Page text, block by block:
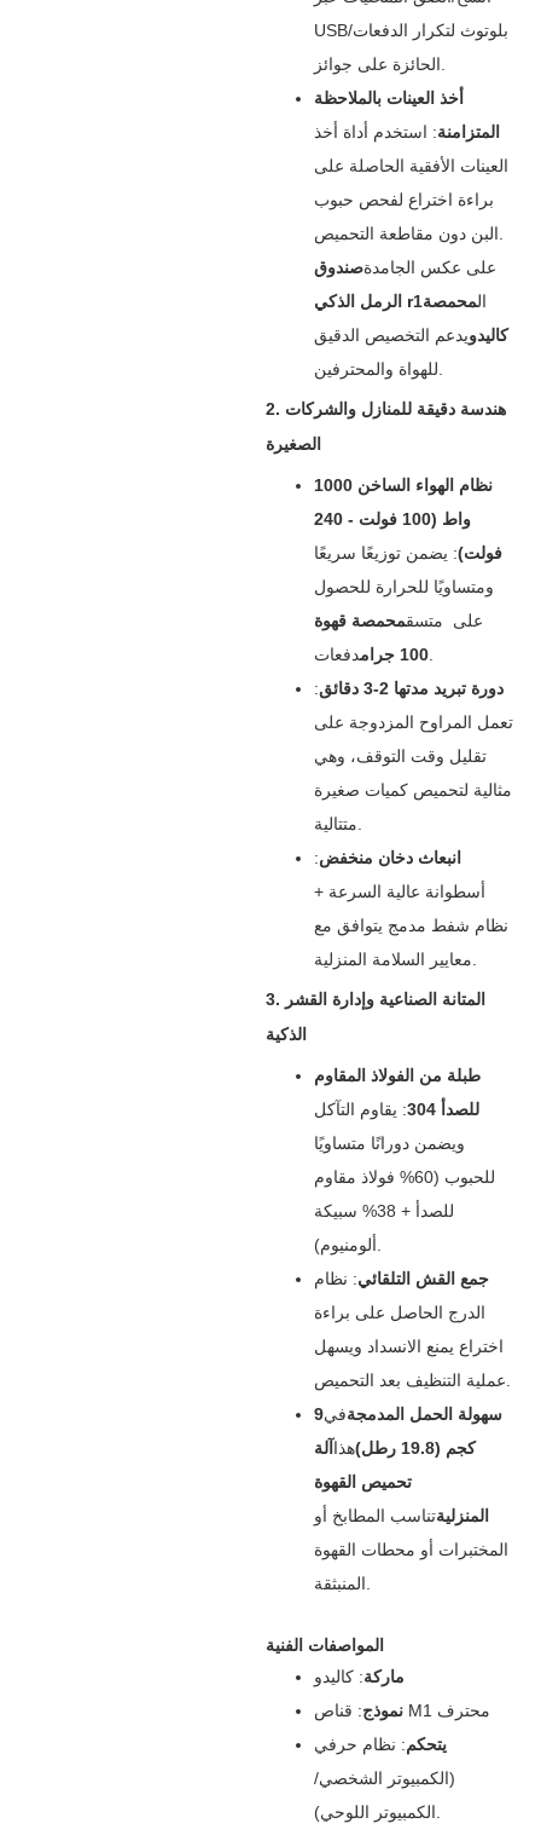
USB/بلوتوث لتكرار الدفعات
أخذ العينات بالملاحظة
المتزامنة‌: استخدم أداة أخذ
العينات الأفقية الحاصلة على
براءة اختراع لفحص حبوب
على عكس الجامدةصندوق
الرمل الذكي r1
المحمصة
كاليدويدعم التخصيص الدقيق
2. هندسة دقيقة للمنازل والشركات
الصغيرة
نظام الهواء الساخن 1000
واط (100 فولت - 240
فولت)‌: يضمن توزيعًا سريعًا
ومتساويًا للحرارة للحصول
على ‌ متسقمحمصة قهوة
100 جرامدفعات.
دورة تبريد مدتها 2-3 دقائق
‌:
تعمل المراوح المزدوجة على
تقليل وقت التوقف، وهي
مثالية لتحميص كميات صغيرة
انبعاث دخان منخفض‌:
أسطوانة عالية السرعة +
نظام شفط مدمج يتوافق مع
3. المتانة الصناعية وإدارة القشر
الذكية
طبلة من الفولاذ المقاوم
للصدأ 304
‌: يقاوم التآكل
ويضمن دورانًا متساويًا
للحبوب (60% فولاذ مقاوم
للصدأ + 38% سبيكة
جمع القش التلقائي‌: نظام
الدرج الحاصل على براءة
اختراع يمنع الانسداد ويسهل
سهولة الحمل المدمجةفي9
كجم (19.8 رطل)
هذا آلة
تحميص القهوة
المنزليةتناسب المطابخ أو
المختبرات أو محطات القهوة
المواصفات الفنية
ماركة‌: كاليدو
نموذج
‌: قناص M1 محترف
يتحكم‌: نظام حرفي
(الكمبيوتر الشخصي/